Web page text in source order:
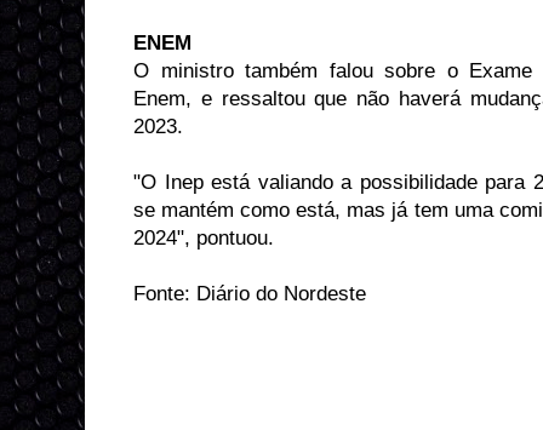
ENEM
O ministro também falou sobre o
Enem, e ressaltou que não haverá
2023.
"O Inep está valiando a possibilidade para
se mantém como está, mas já tem uma
2024", pontuou.
Fonte: Diário do Nordeste